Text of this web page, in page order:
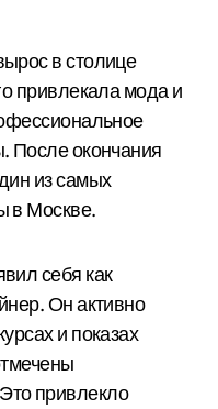
в столице
привлекала мода и
После окончания
из самых
в Москве.
себя как
Он активно
и показах
привлекло